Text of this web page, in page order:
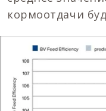
кормоотдачи